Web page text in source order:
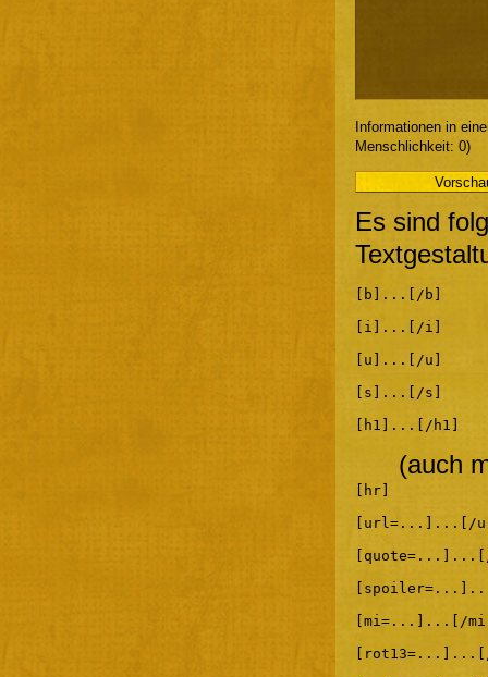
Informationen in
Menschlichkeit: 0)
Es sind
[b]...[/b]
[i]...[/i]
[u]...[/u]
[s]...[/s]
[h1]...[/h1]
(auch
[hr]
[url=...]...[/
[mi=...]...[/